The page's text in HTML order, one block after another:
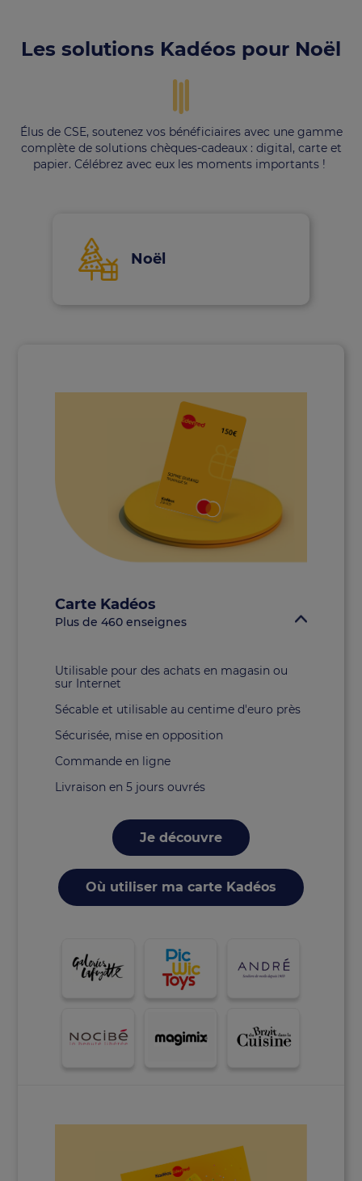
Les solutions Kadéos pour Noël
Élus de CSE, soutenez vos bénéficiaires avec une gamme
complète de solutions chèques-cadeaux : digital, carte et
papier. Célébrez avec eux les moments importants !
Noël
Carte Kadéos
Plus de 460 enseignes
Utilisable pour des achats en magasin ou
sur Internet
Sécable et utilisable au centime d'euro près
Sécurisée, mise en opposition
Commande en ligne
Livraison en 5 jours ouvrés
Je découvre
Où utiliser ma carte Kadéos